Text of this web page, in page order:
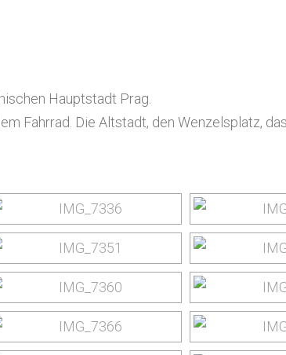
Hauptstadt Prag.
Fahrrad. Die Altstadt, den Wenzelsplatz,